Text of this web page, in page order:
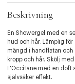
t
.
v
a
r
i
a
Beskrivning
En Showergel med en
hud och hår. Lämplig
mängd i handflatan och
kropp och hår. Skölj
L'Occitane med en doft
självsäker effekt.